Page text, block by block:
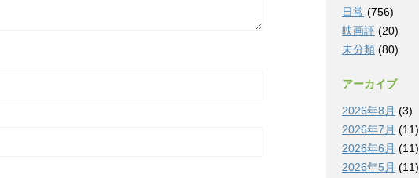
日常 (756)
映画評 (20)
未分類 (80)
アーカイブ
2026年8月 (3)
2026年7月 (11)
2026年6月 (11)
2026年5月 (11)